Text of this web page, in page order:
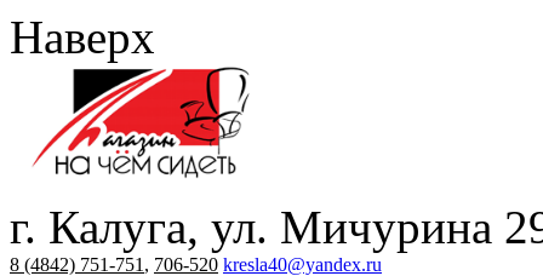
Наверх
г. Калуга, ул. Мичурина
8 (4842) 751-751 , 706-520 kresla40@yandex.ru